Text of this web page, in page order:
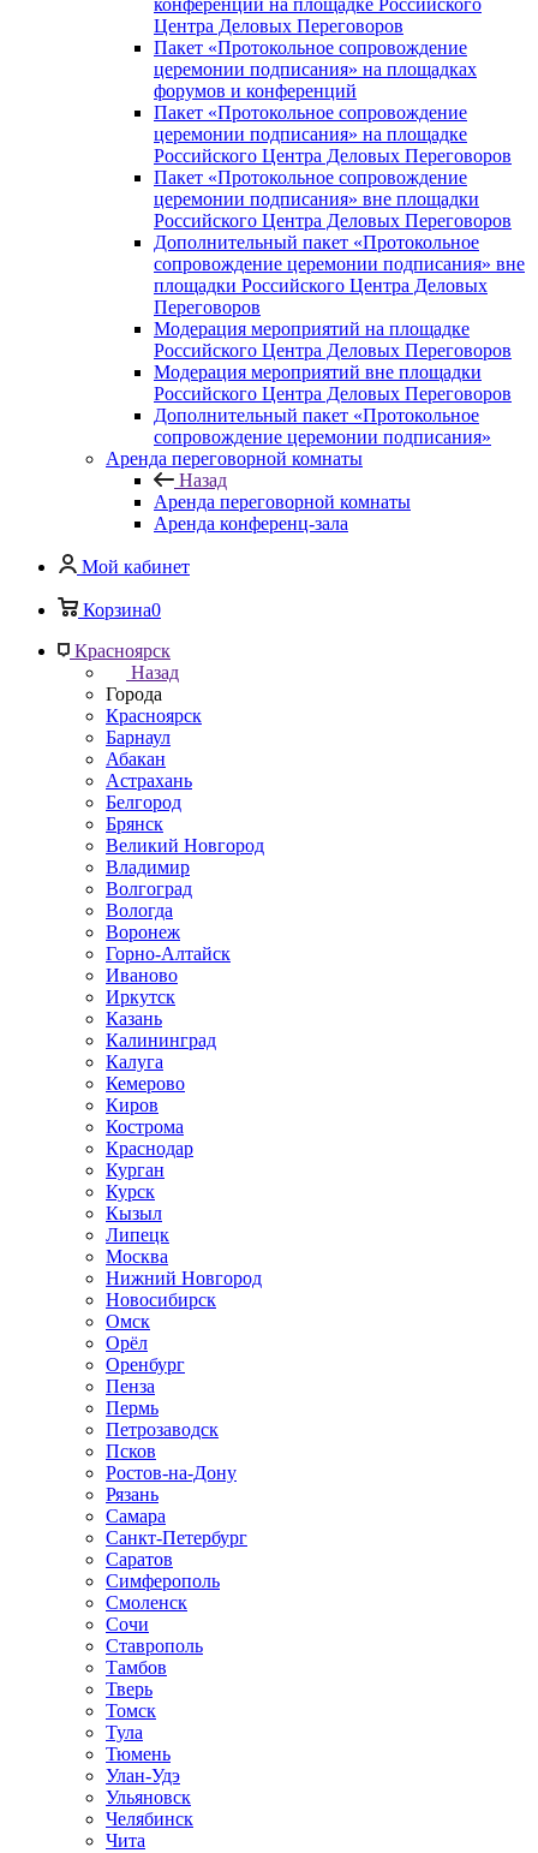
конференций на площадке Российского
Центра Деловых Переговоров
Пакет «Протокольное сопровождение
церемонии подписания» на площадках
форумов и конференций
Пакет «Протокольное сопровождение
церемонии подписания» на площадке
Российского Центра Деловых Переговоров
Пакет «Протокольное сопровождение
церемонии подписания» вне площадки
Российского Центра Деловых Переговоров
Дополнительный пакет «Протокольное
сопровождение церемонии подписания» вне
площадки Российского Центра Деловых
Переговоров
Модерация мероприятий на площадке
Российского Центра Деловых Переговоров
Модерация мероприятий вне площадки
Российского Центра Деловых Переговоров
Дополнительный пакет «Протокольное
сопровождение церемонии подписания»
Аренда переговорной комнаты
Назад
Аренда переговорной комнаты
Аренда конференц-зала
Мой кабинет
Корзина0
Красноярск
Назад
Города
Красноярск
Барнаул
Абакан
Астрахань
Белгород
Брянск
Великий Новгород
Владимир
Волгоград
Вологда
Воронеж
Горно-Алтайск
Иваново
Иркутск
Казань
Калининград
Калуга
Кемерово
Киров
Кострома
Краснодар
Курган
Курск
Кызыл
Липецк
Москва
Нижний Новгород
Новосибирск
Омск
Орёл
Оренбург
Пенза
Пермь
Петрозаводск
Псков
Ростов-на-Дону
Рязань
Самара
Санкт-Петербург
Саратов
Симферополь
Смоленск
Сочи
Ставрополь
Тамбов
Тверь
Томск
Тула
Тюмень
Улан-Удэ
Ульяновск
Челябинск
Чита